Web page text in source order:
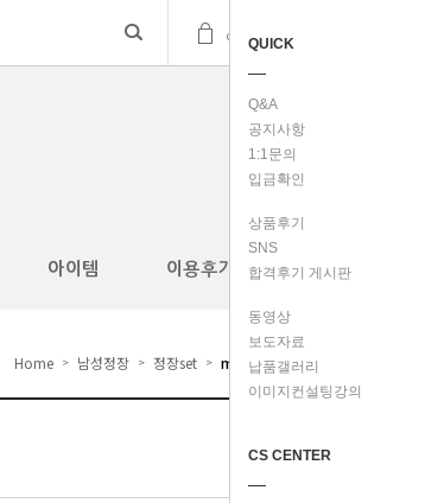
QUICK
Q&A
공지사항
1:1문의
입금확인
상품후기
SNS
합격후기 게시판
동영상
보도자료
납품갤러리
이미지컨설팅강의
CS CENTER
cart(0)
아이템 이용후기
Home > 남성정장 > 정장set > ma0048